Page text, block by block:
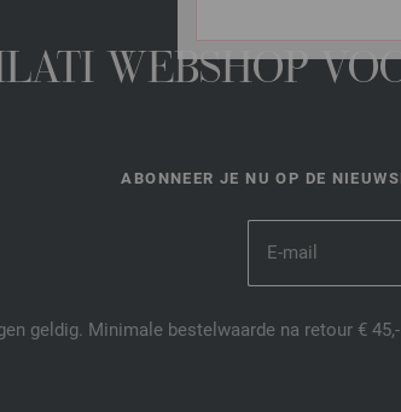
WEBSHOP
ABONNEER JE NU OP DE
geldig. Minimale bestelwaarde na retour €